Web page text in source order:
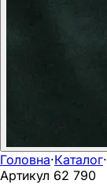
Головна·Каталог·
Артикул 62 790